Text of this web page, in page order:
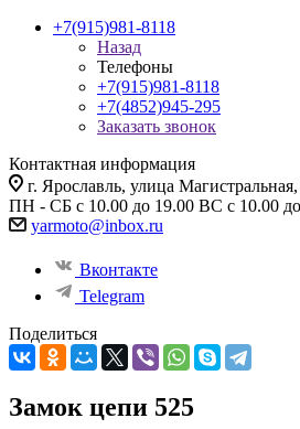
+7(915)981-8118
Назад
Телефоны
+7(915)981-8118
+7(4852)945-295
Заказать звонок
Контактная информация
г. Ярославль, улица
ПН - СБ с 10.00 до 19.00 ВС с 10.00
yarmoto@inbox.ru
Вконтакте
Telegram
Поделиться
Замок цепи 525